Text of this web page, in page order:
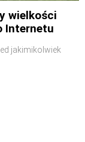
wielkości
Internetu
jakimikolwiek